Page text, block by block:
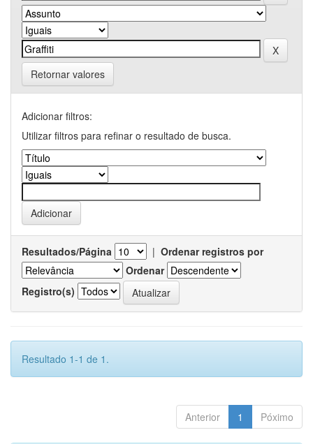
Retornar valores
Adicionar filtros:
Utilizar filtros para refinar o resultado de busca.
Resultados/Página | Ordenar registros por
Ordenar
Registro(s)
Resultado 1-1 de 1.
Anterior 1 Póximo